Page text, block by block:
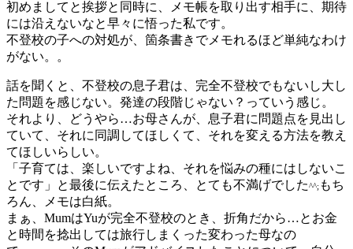
初めましてと挨拶と同時に、メモ帳を取り出す相手に、期待
には沿えないなと早々に悟った私です。
不登校の子への対処が、箇条書きでメモれるほど単純なわけ
がない。。
話を聞くと、不登校の息子君は、完全不登校でもないし大し
た問題を感じない。発達の段階じゃない？っていう感じ。
それより、どうやら…お母さんが、息子君に問題点を見出し
ていて、それに同調してほしくて、それを変える方法を教え
てほしいらしい。
「子育ては、楽しいですよね、それを悩みの種にはしないこ
とです」と最後に伝えたところ、とても不満げでした^^; もち
ろん、メモは白紙。
まぁ、MumはYuが完全不登校のとき、折角だから…とお金
と時間を捻出しては旅行しまくった変わった母なの